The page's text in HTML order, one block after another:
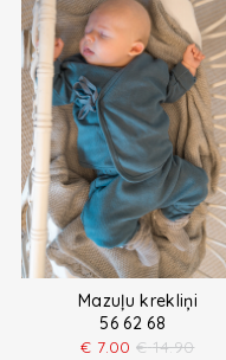
Mazuļu krekliņi
56 62 68
€ 7.00 € 14.90